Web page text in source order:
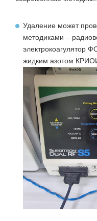
Удаление может
методиками –
электрокоагулятор
жидким азотом